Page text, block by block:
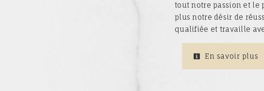
tout notre passion et le
plus notre désir de
qualifiée et travaille
En savoir plus